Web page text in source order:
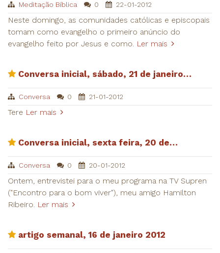
Meditação Bíblica 0 22-01-2012
Neste domingo, as comunidades católicas e episcopais
tomam como evangelho o primeiro anúncio do
evangelho feito por Jesus e como. Ler mais
​Conversa inicial, sábado, 21 de janeiro…
Conversa 0 21-01-2012
Tere Ler mais
​Conversa inicial, sexta feira, 20 de…
Conversa 0 20-01-2012
Ontem, entrevistei para o meu programa na TV Supren
("Encontro para o bom viver"), meu amigo Hamilton
Ribeiro. Ler mais
​artigo semanal, 16 de janeiro 2012